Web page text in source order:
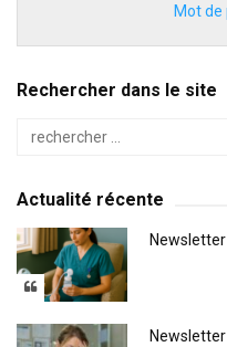
Mot de
Rechercher dans le site
Actualité récente